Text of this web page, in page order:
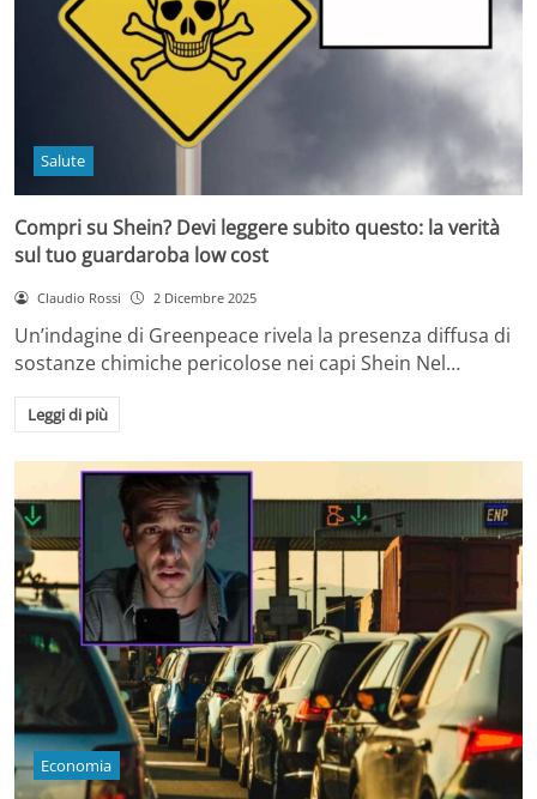
Salute
Compri su Shein? Devi leggere subito questo: la verità
sul tuo guardaroba low cost
Claudio Rossi 2 Dicembre 2025
Un’indagine di Greenpeace rivela la presenza diffusa di
sostanze chimiche pericolose nei capi Shein Nel…
Leggi di più
Economia